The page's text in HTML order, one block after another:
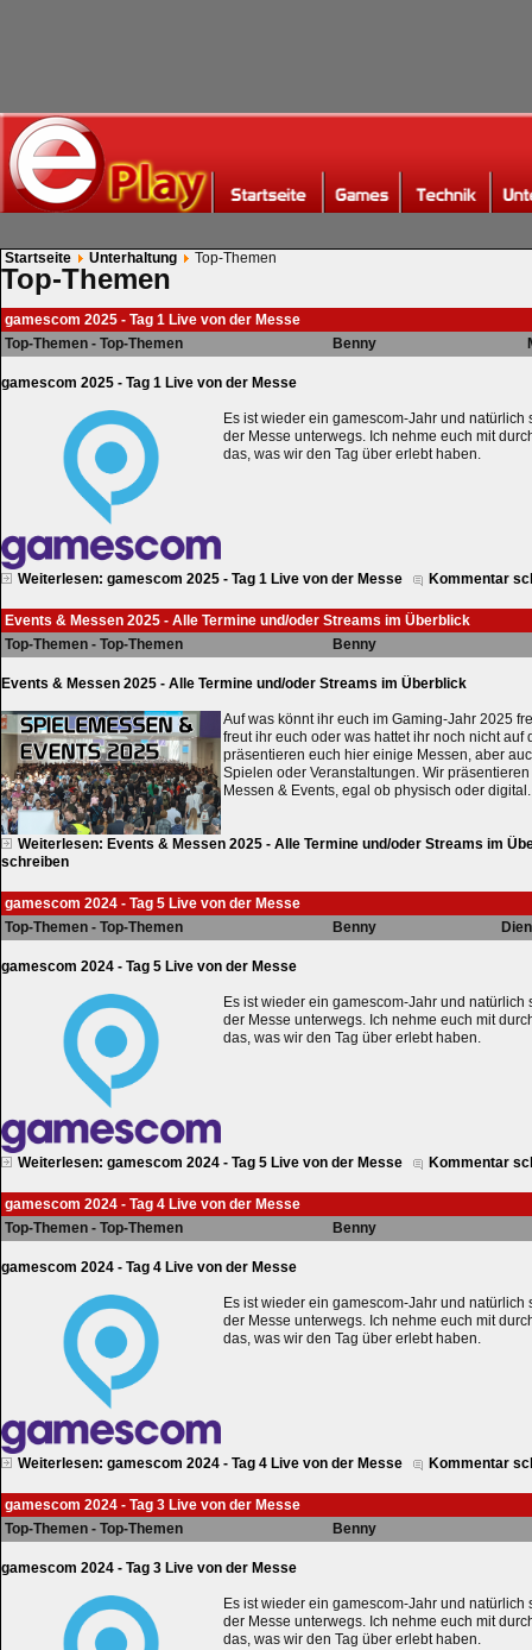
Startseite Unterhaltung Top-Themen
Top-Themen
gamescom 2025 - Tag 1 Live von der Messe
Top-Themen - Top-Themen
Benny
gamescom 2025 - Tag 1 Live von der Messe
Es ist wieder ein gamescom-Jahr und natürlich
der Messe unterwegs. Ich nehme euch mit
das, was wir den Tag über erlebt haben.
Weiterlesen: gamescom 2025 - Tag 1 Live von der Messe Kommentar
Events & Messen 2025 - Alle Termine und/oder Streams im Überblick
Top-Themen - Top-Themen
Benny
Events & Messen 2025 - Alle Termine und/oder Streams im Überblick
Auf was könnt ihr euch im Gaming-Jahr 2025
freut ihr euch oder was hattet ihr noch nicht auf
präsentieren euch hier einige Messen, aber
Spielen oder Veranstaltungen. Wir
Messen & Events, egal ob physisch oder digital.
Weiterlesen: Events & Messen 2025 - Alle Termine und/oder Streams im
schreiben
gamescom 2024 - Tag 5 Live von der Messe
Top-Themen - Top-Themen
Benny
gamescom 2024 - Tag 5 Live von der Messe
Es ist wieder ein gamescom-Jahr und natürlich
der Messe unterwegs. Ich nehme euch mit
das, was wir den Tag über erlebt haben.
Weiterlesen: gamescom 2024 - Tag 5 Live von der Messe Kommentar
gamescom 2024 - Tag 4 Live von der Messe
Top-Themen - Top-Themen
Benny
gamescom 2024 - Tag 4 Live von der Messe
Es ist wieder ein gamescom-Jahr und natürlich
der Messe unterwegs. Ich nehme euch mit
das, was wir den Tag über erlebt haben.
Weiterlesen: gamescom 2024 - Tag 4 Live von der Messe Kommentar
gamescom 2024 - Tag 3 Live von der Messe
Top-Themen - Top-Themen
Benny
gamescom 2024 - Tag 3 Live von der Messe
Es ist wieder ein gamescom-Jahr und natürlich
der Messe unterwegs. Ich nehme euch mit
das, was wir den Tag über erlebt haben.